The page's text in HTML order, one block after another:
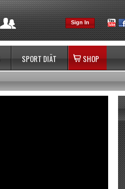
Sign In
SPORT DIÄT SHOP